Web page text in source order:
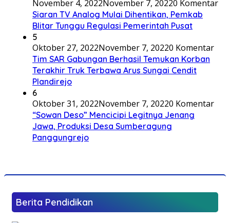
November 4, 2022November 7, 20220 Komentar
Siaran TV Analog Mulai Dihentikan, Pemkab
Blitar Tunggu Regulasi Pemerintah Pusat
5
Oktober 27, 2022November 7, 20220 Komentar
Tim SAR Gabungan Berhasil Temukan Korban
Terakhir Truk Terbawa Arus Sungai Cendit
Plandirejo
6
Oktober 31, 2022November 7, 20220 Komentar
“Sowan Deso” Mencicipi Legitnya Jenang
Jawa, Produksi Desa Sumberagung
Panggungrejo
Berita Pendidikan